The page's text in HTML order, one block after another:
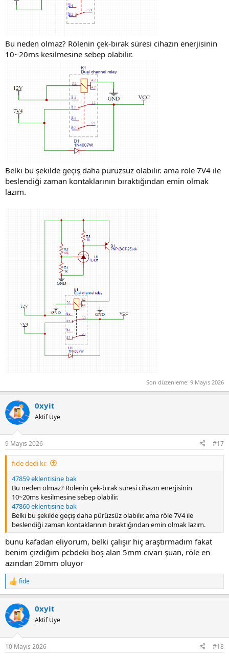
Bu neden olmaz? Rölenin çek-bırak süresi cihazın enerjisinin
10~20ms kesilmesine sebep olabilir.
Belki bu şekilde geçiş daha pürüzsüz olabilir. ama röle 7V4 ile
beslendiği zaman kontaklarının bıraktığından emin olmak
lazım.
Son düzenleme: 9 Mayıs 2026
0xyit
Aktif Üye
9 Mayıs 2026 #17
fide dedi ki:
47859 eklentisine bak
Bu neden olmaz? Rölenin çek-bırak süresi cihazın enerjisinin
10~20ms kesilmesine sebep olabilir.
47860 eklentisine bak
Belki bu şekilde geçiş daha pürüzsüz olabilir. ama röle 7V4 ile
beslendiği zaman kontaklarının bıraktığından emin olmak lazım.
bunu kafadan eliyorum, belki çalışır hiç araştırmadım fakat
benim çizdiğim pcbdeki boş alan 5mm civarı şuan, röle en
azından 20mm oluyor
R
e
c
t
i
s
fide
0xyit
Aktif Üye
10 Mayıs 2026 #18